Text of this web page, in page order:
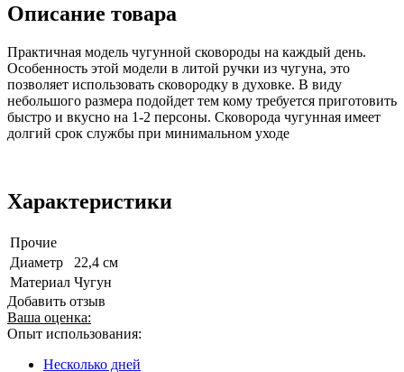
Описание товара
Практичная модель чугунной сковороды на каждый день.
Особенность этой модели в литой ручки из чугуна, это
позволяет использовать сковородку в духовке. В виду
небольшого размера подойдет тем кому требуется приготовить
быстро и вкусно на 1-2 персоны. Сковорода чугунная имеет
долгий срок службы при минимальном уходе
Характеристики
Прочие
Диаметр
22,4 см
Материал Чугун
Добавить отзыв
Ваша оценка:
Опыт использования:
Несколько дней